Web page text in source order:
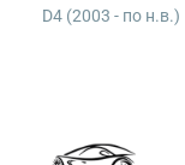
D4 (2003 - по н.в.)